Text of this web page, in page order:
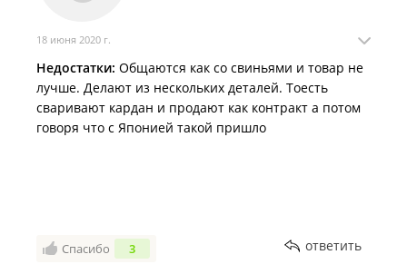
18 июня 2020 г.
Недостатки: Общаются как со свиньями и товар не
лучше. Делают из нескольких деталей. Тоесть
сваривают кардан и продают как контракт а потом
говоря что с Японией такой пришло
Спасибо 3 ответить